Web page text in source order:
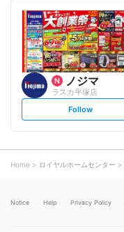
l
o
w
ノジマ
ラスカ平塚店
s
t
o
w
Follow
Home ロイヤルホームセンター
Notice Help Privacy Policy